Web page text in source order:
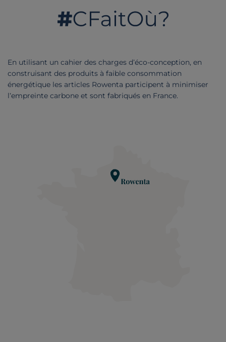
En utilisant un cahier des charges d’éco-conception, en
construisant des produits à faible consommation
énergétique les articles Rowenta participent à minimiser
l’empreinte carbone et sont fabriqués en France.